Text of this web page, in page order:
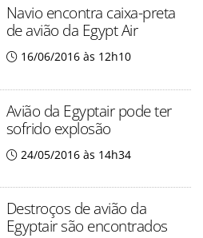
Navio encontra caixa-preta
de avião da Egypt Air
16/06/2016 às 12h10
Avião da Egyptair pode ter
sofrido explosão
24/05/2016 às 14h34
Destroços de avião da
Egyptair são encontrados